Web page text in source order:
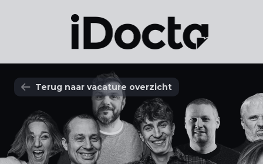
Terug naar vacature overzicht